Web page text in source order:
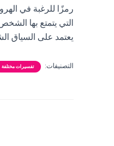
رمزًا للرغبة في
التي يتمتع بها
يعتمد على السياق
التصنيفات: تفسيرات مختلفة